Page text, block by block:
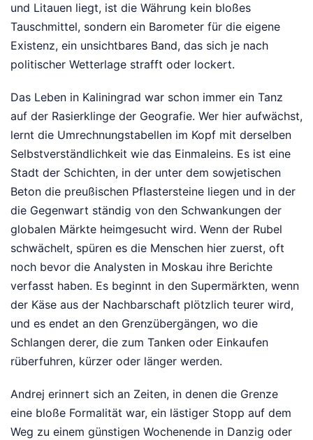
und Litauen liegt, ist die Währung kein bloßes
Tauschmittel, sondern ein Barometer für die eigene
Existenz, ein unsichtbares Band, das sich je nach
politischer Wetterlage strafft oder lockert.
Das Leben in Kaliningrad war schon immer ein Tanz
auf der Rasierklinge der Geografie. Wer hier aufwächst,
lernt die Umrechnungstabellen im Kopf mit derselben
Selbstverständlichkeit wie das Einmaleins. Es ist eine
Stadt der Schichten, in der unter dem sowjetischen
Beton die preußischen Pflastersteine liegen und in der
die Gegenwart ständig von den Schwankungen der
globalen Märkte heimgesucht wird. Wenn der Rubel
schwächelt, spüren es die Menschen hier zuerst, oft
noch bevor die Analysten in Moskau ihre Berichte
verfasst haben. Es beginnt in den Supermärkten, wenn
der Käse aus der Nachbarschaft plötzlich teurer wird,
und es endet an den Grenzübergängen, wo die
Schlangen derer, die zum Tanken oder Einkaufen
rüberfuhren, kürzer oder länger werden.
Andrej erinnert sich an Zeiten, in denen die Grenze
eine bloße Formalität war, ein lästiger Stopp auf dem
Weg zu einem günstigen Wochenende in Danzig oder